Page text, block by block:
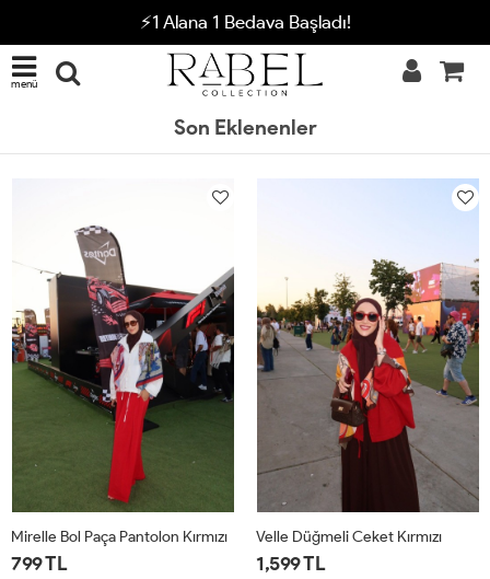
⚡1 Alana 1 Bedava Başladı!
menü
Son Eklenenler
Mirelle Bol Paça Pantolon Kırmızı
799 TL
Velle Düğmeli Ceket Kırmızı
1,599 TL